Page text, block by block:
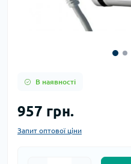
В наявності
957 грн.
Запит оптової ціни